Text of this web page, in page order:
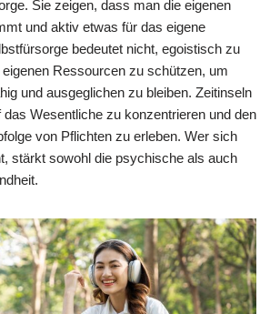
Sie zeigen, dass man die eigenen
und aktiv etwas für das eigene
bedeutet nicht, egoistisch zu
Ressourcen zu schützen, um
und ausgeglichen zu bleiben. Zeitinseln
das Wesentliche zu konzentrieren und den
von Pflichten zu erleben. Wer sich
stärkt sowohl die psychische als auch